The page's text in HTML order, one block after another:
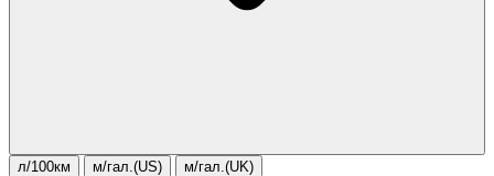
л/100км м/гал.(US) м/гал.(UK)